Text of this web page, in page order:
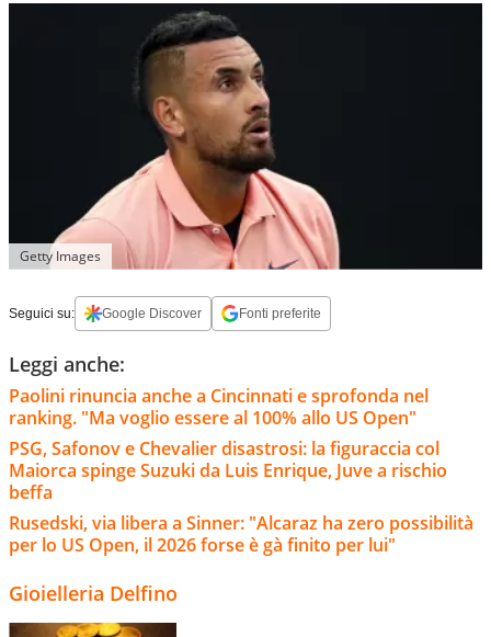
Getty Images
Seguici su: Google Discover Fonti preferite
Leggi anche:
Paolini rinuncia anche a Cincinnati e sprofonda nel
ranking. "Ma voglio essere al 100% allo US Open"
PSG, Safonov e Chevalier disastrosi: la figuraccia col
Maiorca spinge Suzuki da Luis Enrique, Juve a rischio
beffa
Rusedski, via libera a Sinner: "Alcaraz ha zero possibilità
per lo US Open, il 2026 forse è gà finito per lui"
Gioielleria Delfino